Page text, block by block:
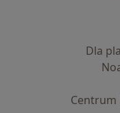
Dla
Centrum